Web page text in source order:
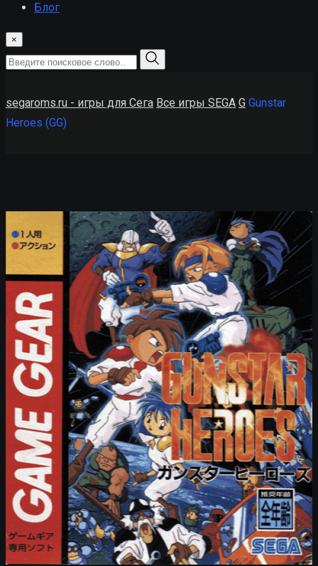
Блог
×
segaroms.ru - игры для Сега Все игры SEGA G Gunstar
Heroes (GG)